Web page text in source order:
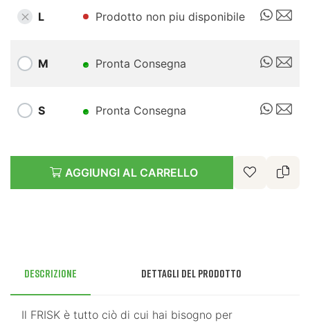
L Prodotto non piu disponibile
M Pronta Consegna
S Pronta Consegna
AGGIUNGI AL CARRELLO
Descrizione Dettagli del prodotto
Il FRISK è tutto ciò di cui hai bisogno per